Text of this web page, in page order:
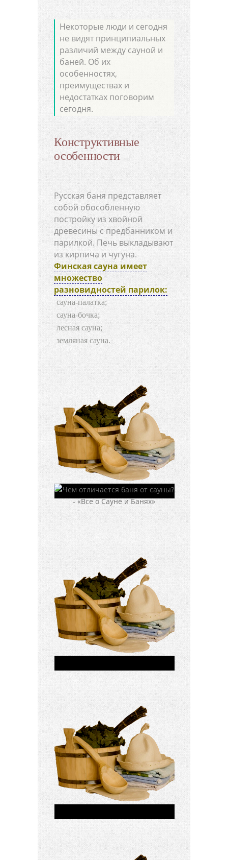
Некоторые люди и сегодня
не видят принципиальных
различий между сауной и
баней. Об их
особенностях,
преимуществах и
недостатках поговорим
сегодня.
Конструктивные
особенности
Русская баня представляет
собой обособленную
постройку из хвойной
древесины с предбанником и
парилкой. Печь выкладывают
из кирпича и чугуна.
Финская сауна имеет
множество
разновидностей парилок:
сауна-палатка;
сауна-бочка;
лесная сауна;
земляная сауна.